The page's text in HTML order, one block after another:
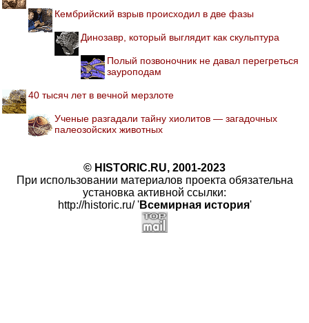
Кембрийский взрыв происходил в две фазы
Динозавр, который выглядит как скульптура
Полый позвоночник не давал перегреться
зауроподам
40 тысяч лет в вечной мерзлоте
Ученые разгадали тайну хиолитов — загадочных
палеозойских животных
© HISTORIC.RU, 2001-2023
При использовании материалов проекта обязательна
установка активной ссылки:
http://historic.ru/ 'Всемирная история'